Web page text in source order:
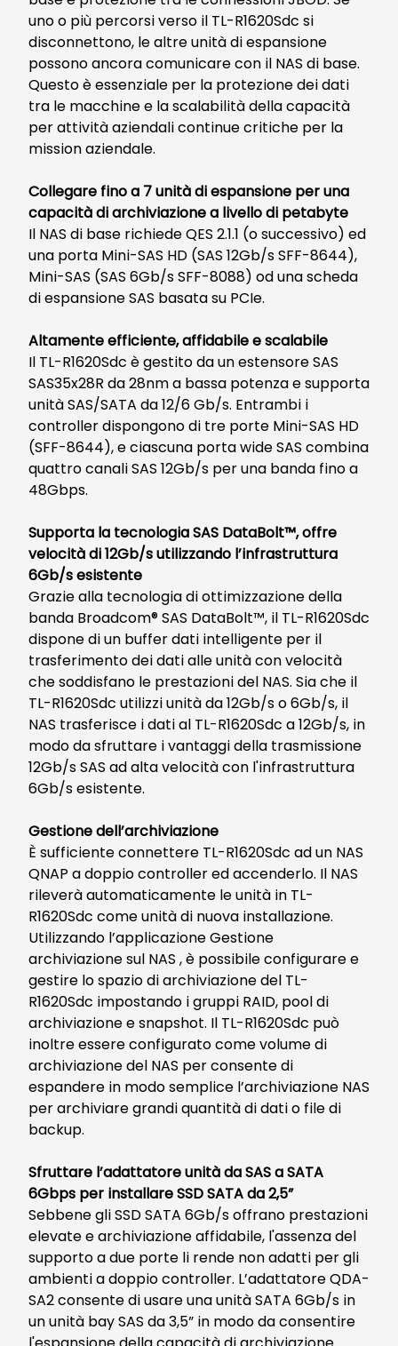
uno o più percorsi verso il TL-R1620Sdc si
disconnettono, le altre unità di espansione
possono ancora comunicare con il NAS di base.
Questo è essenziale per la protezione dei dati
tra le macchine e la scalabilità della capacità
per attività aziendali continue critiche per la
mission aziendale.
Collegare fino a 7 unità di espansione per una
capacità di archiviazione a livello di petabyte
Il NAS di base richiede QES 2.1.1 (o successivo) ed
una porta Mini-SAS HD (SAS 12Gb/s SFF-8644),
Mini-SAS (SAS 6Gb/s SFF-8088) od una scheda
di espansione SAS basata su PCIe.
Altamente efficiente, affidabile e scalabile
Il TL-R1620Sdc è gestito da un estensore SAS
SAS35x28R da 28nm a bassa potenza e supporta
unità SAS/SATA da 12/6 Gb/s. Entrambi i
controller dispongono di tre porte Mini-SAS HD
(SFF-8644), e ciascuna porta wide SAS combina
quattro canali SAS 12Gb/s per una banda fino a
48Gbps.
Supporta la tecnologia SAS DataBolt™, offre
velocità di 12Gb/s utilizzando l’infrastruttura
6Gb/s esistente
Grazie alla tecnologia di ottimizzazione della
banda Broadcom® SAS DataBolt™, il TL-R1620Sdc
dispone di un buffer dati intelligente per il
trasferimento dei dati alle unità con velocità
che soddisfano le prestazioni del NAS. Sia che il
TL-R1620Sdc utilizzi unità da 12Gb/s o 6Gb/s, il
NAS trasferisce i dati al TL-R1620Sdc a 12Gb/s, in
modo da sfruttare i vantaggi della trasmissione
12Gb/s SAS ad alta velocità con l'infrastruttura
6Gb/s esistente.
Gestione dell’archiviazione
È sufficiente connettere TL-R1620Sdc ad un NAS
QNAP a doppio controller ed accenderlo. Il NAS
rileverà automaticamente le unità in TL-
R1620Sdc come unità di nuova installazione.
Utilizzando l’applicazione Gestione
archiviazione sul NAS , è possibile configurare e
gestire lo spazio di archiviazione del TL-
R1620Sdc impostando i gruppi RAID, pool di
archiviazione e snapshot. Il TL-R1620Sdc può
inoltre essere configurato come volume di
archiviazione del NAS per consente di
espandere in modo semplice l’archiviazione NAS
per archiviare grandi quantità di dati o file di
backup.
Sfruttare l’adattatore unità da SAS a SATA
6Gbps per installare SSD SATA da 2,5”
Sebbene gli SSD SATA 6Gb/s offrano prestazioni
elevate e archiviazione affidabile, l'assenza del
supporto a due porte li rende non adatti per gli
ambienti a doppio controller. L’adattatore QDA-
SA2 consente di usare una unità SATA 6Gb/s in
un unità bay SAS da 3,5” in modo da consentire